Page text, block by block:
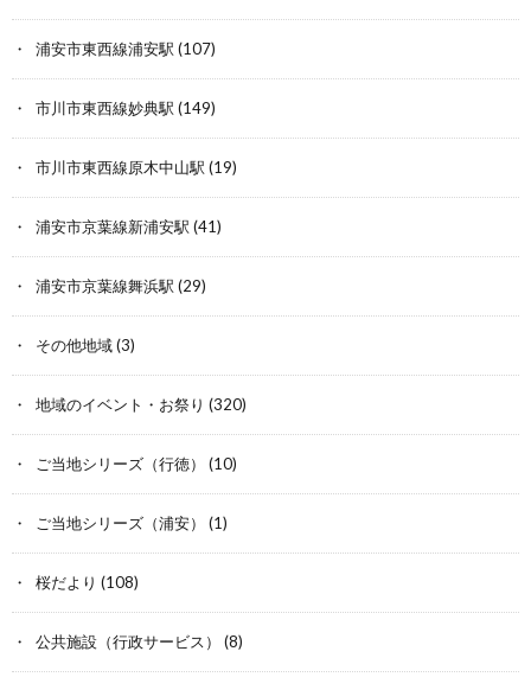
浦安市東西線浦安駅 (107)
市川市東西線妙典駅 (149)
市川市東西線原木中山駅 (19)
浦安市京葉線新浦安駅 (41)
浦安市京葉線舞浜駅 (29)
その他地域(3)
地域のイベント・お祭り (320)
ご当地シリーズ（行徳） (10)
ご当地シリーズ（浦安） (1)
桜だより (108)
公共施設（行政サービス） (8)